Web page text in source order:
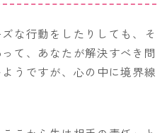
な行動をしたりしても、そ
て、あなたが解決すべき問
うですが、心の中に境界線